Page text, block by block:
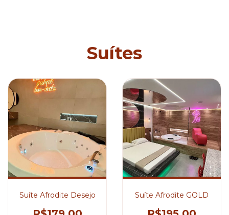
Suítes
Suíte Afrodite Desejo Suíte Afrodite GOLD